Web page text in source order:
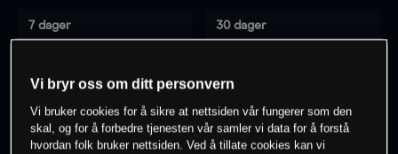
7 dager 30 dager
0% av kunder erpå dette instrumentet
Vi bryr oss om ditt personvern
Vi bruker cookies for å sikre at nettsiden vår fungerer som den
skal, og for å forbedre tjenesten vår samler vi data for å forstå
hvordan folk bruker nettsiden. Ved å tillate cookies kan vi